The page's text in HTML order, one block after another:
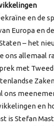
en de
Europa en
– het
ons allemaal
met
ons
en
is Stefan